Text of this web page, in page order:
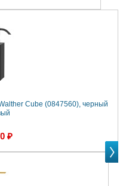
Cube (0847560), черный
₽